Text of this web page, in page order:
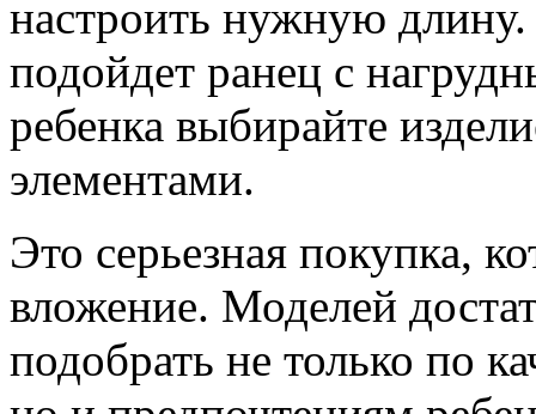
настроить нужную
подойдет ранец с
ребенка выбирайте
элементами.
Это серьезная покупка,
вложение. Моделей
подобрать не только по